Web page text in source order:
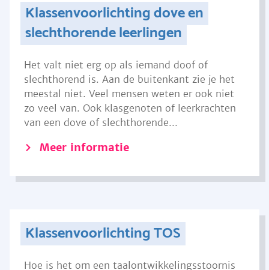
Klassenvoorlichting dove en
slechthorende leerlingen
Het valt niet erg op als iemand doof of
slechthorend is. Aan de buitenkant zie je het
meestal niet. Veel mensen weten er ook niet
zo veel van. Ook klasgenoten of leerkrachten
van een dove of slechthorende...
Meer informatie
Klassenvoorlichting TOS
Hoe is het om een taalontwikkelingsstoornis